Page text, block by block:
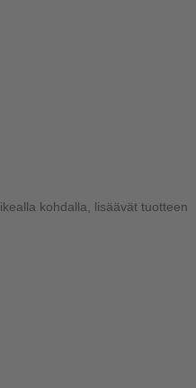
kohdalla, lisäävät tuotteen